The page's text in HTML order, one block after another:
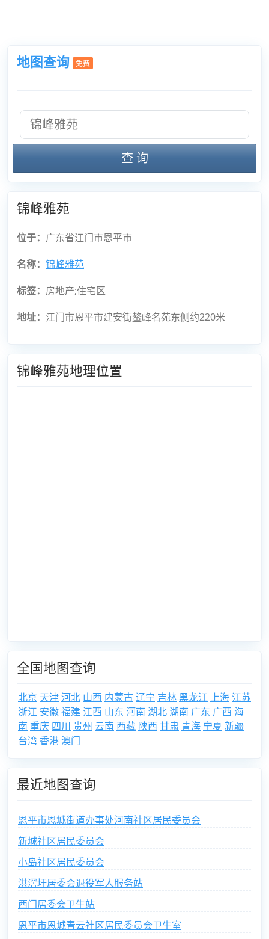
地图查询 免费
查 询
锦峰雅苑
位于： 广东省江门市恩平市
名称： 锦峰雅苑
标签： 房地产;住宅区
地址： 江门市恩平市建安街鳌峰名苑东侧约220米
锦峰雅苑地理位置
全国地图查询
北京 天津河北 山西 内蒙古辽宁 吉林黑龙江 上海 江苏
浙江 安徽福建 江西 山东 河南 湖北湖南 广东 广西 海
南 重庆 四川 贵州 云南 西藏 陕西 甘肃 青海 宁夏 新疆
台湾 香港 澳门
最近地图查询
恩平市恩城街道办事处河南社区居民委员会
新城社区居民委员会
小岛社区居民委员会
洪滘圩居委会退役军人服务站
西门居委会卫生站
恩平市恩城青云社区居民委员会卫生室